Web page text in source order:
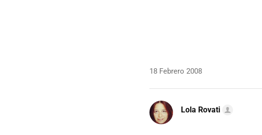
18 Febrero 2008
Lola Rovati